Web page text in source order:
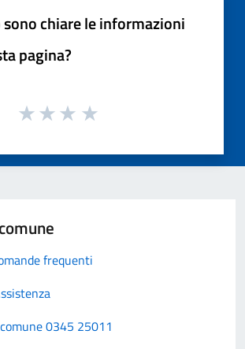
sono chiare le informazioni
pagina?
frequenti
0345 25011